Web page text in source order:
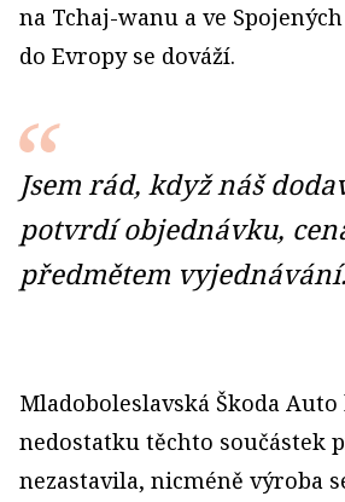
na Tchaj-wanu a ve
do Evropy se dováží.
Jsem rád, když náš
potvrdí objednávku,
předmětem vyjednávání.
Mladoboleslavská Škoda
nedostatku těchto součástek
nezastavila, nicméně výroba